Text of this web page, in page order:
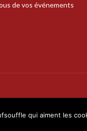
de vos événements
qui aiment les